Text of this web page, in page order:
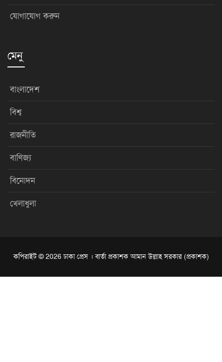
যোগাযোগ করুন
মেনু
বাংলাদেশ
বিশ্ব
রাজনীতি
বাণিজ্য
বিনোদন
খেলাধুলা
কপিরাইট © 2026 ঢাকা প্রেস । বার্তা প্রকাশক আমান উল্লাহ সরকার (প্রকাশক)